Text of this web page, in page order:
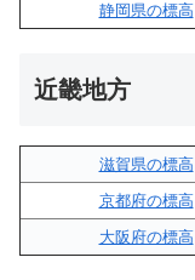
静岡県の標高
近畿地方
滋賀県の標高
京都府の標高
大阪府の標高